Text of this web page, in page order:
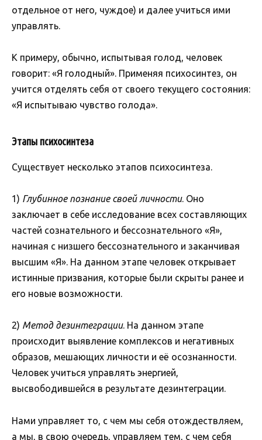
отдельное от него, чуждое) и далее учиться ими
управлять.
К примеру, обычно, испытывая голод, человек
говорит: «Я голодный». Применяя психосинтез, он
учится отделять себя от своего текущего состояния:
«Я испытываю чувство голода».
Этапы психосинтеза
Существует несколько этапов психосинтеза.
1) Глубинное познание своей личности. Оно
заключает в себе исследование всех составляющих
частей сознательного и бессознательного «Я»,
начиная с низшего бессознательного и заканчивая
высшим «Я». На данном этапе человек открывает
истинные призвания, которые были скрыты ранее и
его новые возможности.
2) Метод дезинтеграции. На данном этапе
происходит выявление комплексов и негативных
образов, мешающих личности и её осознанности.
Человек учиться управлять энергией,
высвободившейся в результате дезинтеграции.
Нами управляет то, с чем мы себя отождествляем,
а мы, в свою очередь, управляем тем, с чем себя